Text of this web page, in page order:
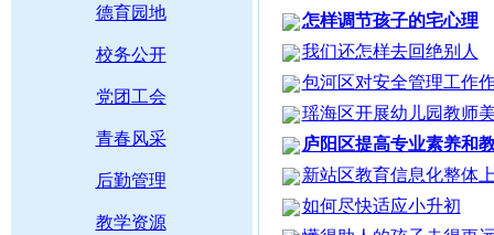
德育园地
校务公开
党团工会
青春风采
后勤管理
教学资源
怎样调节孩子的宅心理
我们还怎样去回绝别人
包河区对安全管理工作
瑶海区开展幼儿园教师
庐阳区提高专业素养和
新站区教育信息化整体
如何尽快适应小升初